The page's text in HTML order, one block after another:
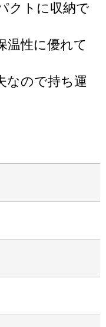
クトに収納で
温性に優れて
なので持ち運